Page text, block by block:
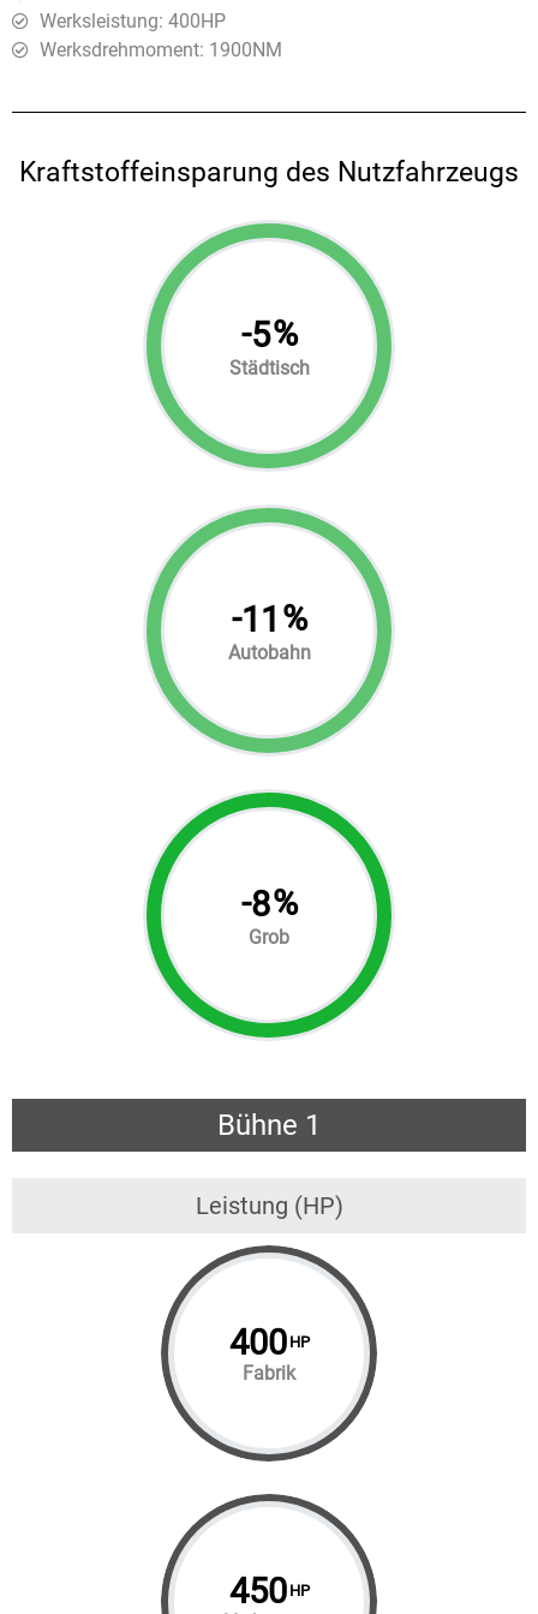
Werksleistung: 400HP
Werksdrehmoment: 1900ΝΜ
Kraftstoffeinsparung des Nutzfahrzeugs
-5%
Städtisch
-11 %
Autobahn
-8%
Grob
Bühne 1
Leistung (HP)
400 HP
Fabrik
450 HP